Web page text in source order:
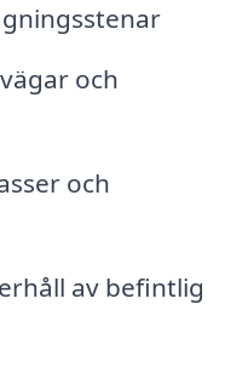
och
och
av befintlig